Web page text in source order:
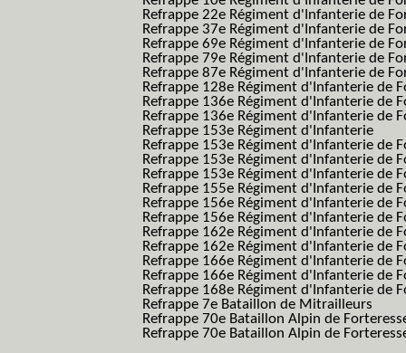
Refrappe 22e Régiment d'Infanterie de
Refrappe 37e Régiment d'Infanterie de
Refrappe 69e Régiment d'Infanterie de
Refrappe 79e Régiment d'Infanterie de
Refrappe 87e Régiment d'Infanterie de
Refrappe 128e Régiment d'Infanterie de
Refrappe 136e Régiment d'Infanterie de
Refrappe 136e Régiment d'Infanterie de
Refrappe 153e Régiment d'Infanterie
Refrappe 153e Régiment d'Infanterie de
Refrappe 153e Régiment d'Infanterie de
Refrappe 153e Régiment d'Infanterie de
Refrappe 155e Régiment d'Infanterie de
Refrappe 156e Régiment d'Infanterie de
Refrappe 156e Régiment d'Infanterie de
Refrappe 162e Régiment d'Infanterie de
Refrappe 162e Régiment d'Infanterie de
Refrappe 166e Régiment d'Infanterie de
Refrappe 166e Régiment d'Infanterie de
Refrappe 168e Régiment d'Infanterie de
Refrappe 7e Bataillon de Mitrailleurs
Refrappe 70e Bataillon Alpin de
Refrappe 70e Bataillon Alpin de